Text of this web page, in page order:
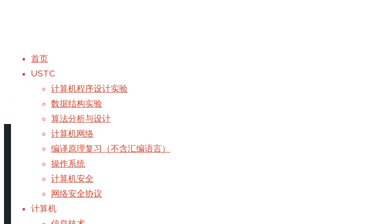
首页
USTC
计算机程序设计实验
数据结构实验
算法分析与设计
计算机网络
编译原理复习（不含汇编语言）
操作系统
计算机安全
网络安全协议
计算机
标签：信息技术
文章标记 "信息技术"
最易WordPress完整迁移指南
注意：本教程仅适用于基于LNMP环境的WordPress网站！！！ 注意：本教程中的指令均默认使用
信息技术 /服务器/